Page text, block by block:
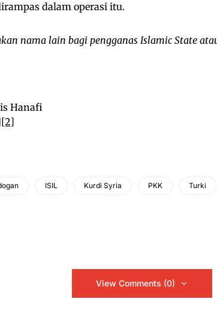
dalam operasi itu.
nama lain bagi pengganas Islamic State
Hanafi
[2]
ISIL Kurdi Syria PKK Turki
View Comments (0)